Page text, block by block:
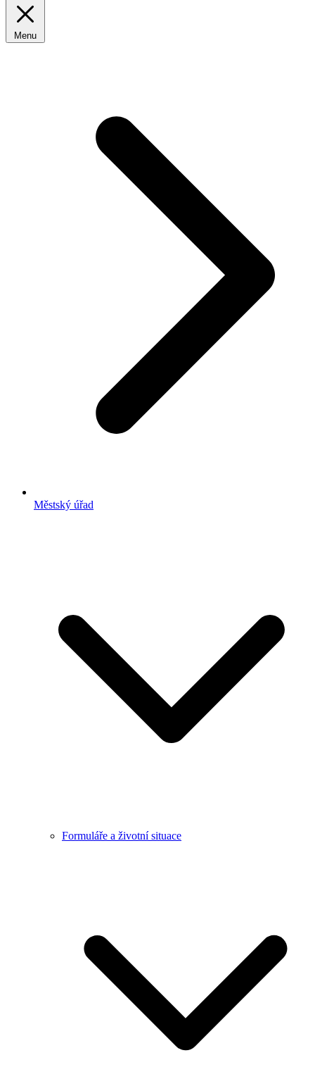
Menu
Městský úřad
Formuláře a životní situace